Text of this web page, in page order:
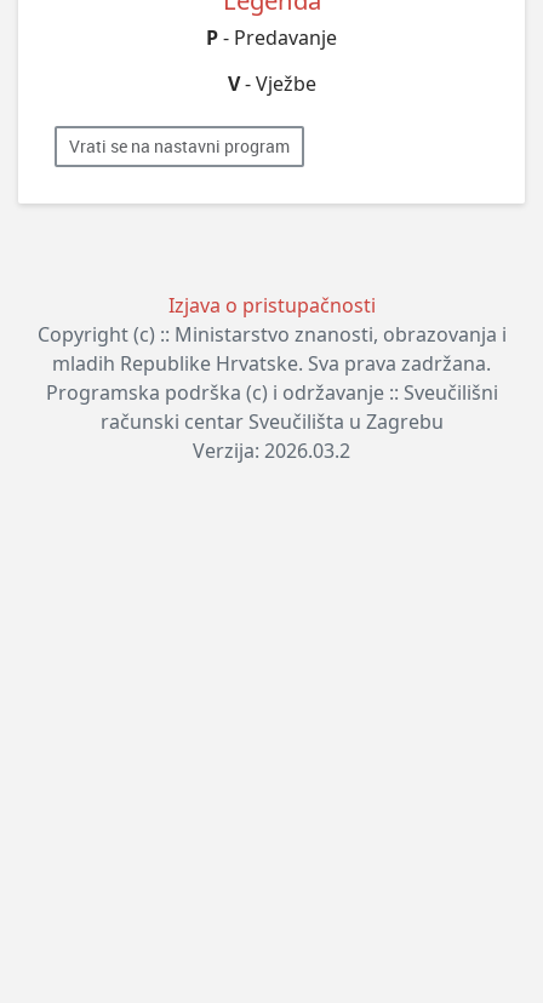
P- Predavanje
V- Vježbe
Vrati se na nastavni program
Izjava o pristupačnosti
Copyright (c) :: Ministarstvo znanosti, obrazovanja i
mladih Republike Hrvatske. Sva prava zadržana.
Programska podrška (c) i održavanje :: Sveučilišni
računski centar Sveučilišta u Zagrebu
Verzija: 2026.03.2